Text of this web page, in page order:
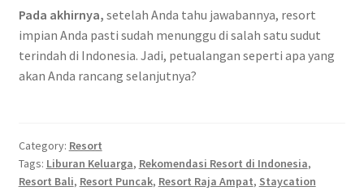
3
Pada akhirnya, setelah Anda tahu jawabannya, resort
impian Anda pasti sudah menunggu di salah satu sudut
terindah di Indonesia. Jadi, petualangan seperti apa yang
akan Anda rancang selanjutnya?
Category: Resort
Tags: Liburan Keluarga, Rekomendasi Resort di Indonesia,
Resort Bali, Resort Puncak, Resort Raja Ampat, Staycation